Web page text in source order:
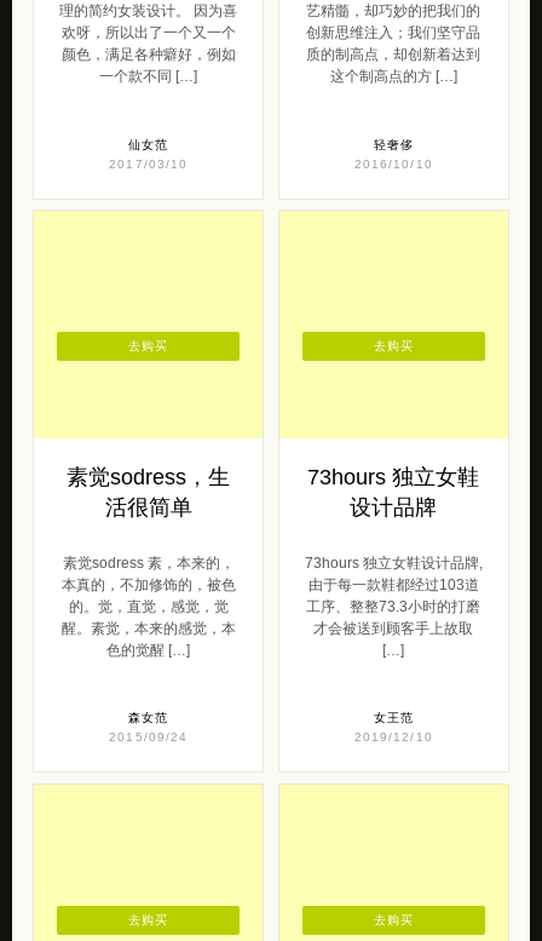
理的简约女装设计。 因为喜
欢呀，所以出了一个又一个
颜色，满足各种癖好，例如
一个款不同 […]
仙女范
2017/03/10
艺精髓，却巧妙的把我们的
创新思维注入；我们坚守品
质的制高点，却创新着达到
这个制高点的方 […]
轻奢侈
2016/10/10
素觉sodress，生
活很简单
素觉sodress 素，本来的，
本真的，不加修饰的，被色
的。觉，直觉，感觉，觉
醒。素觉，本来的感觉，本
色的觉醒 […]
森女范
2015/09/24
去购买
73hours 独立女鞋
设计品牌
73hours 独立女鞋设计品牌,
由于每一款鞋都经过103道
工序、整整73.3小时的打磨
才会被送到顾客手上故取
[…]
女王范
2019/12/10
去购买
去购买 去购买